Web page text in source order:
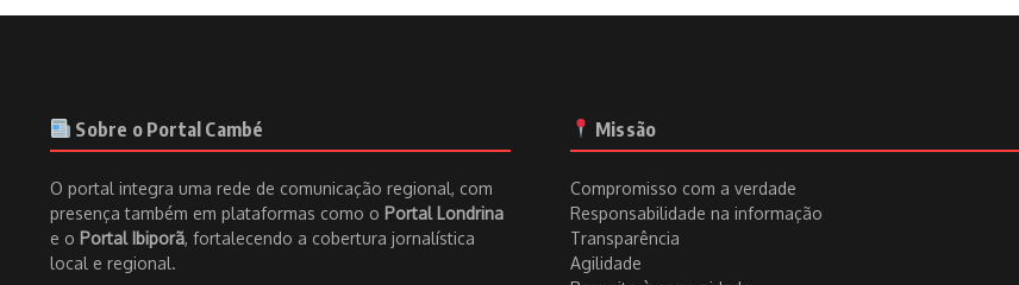
Sobre o Portal Cambé
O portal integra uma rede de comunicação regional, com
presença também em plataformas como o Portal Londrina
e o Portal Ibiporã, fortalecendo a cobertura jornalística
local e regional.
Missão
Compromisso com a verdade
Responsabilidade na informação
Transparência
Agilidade